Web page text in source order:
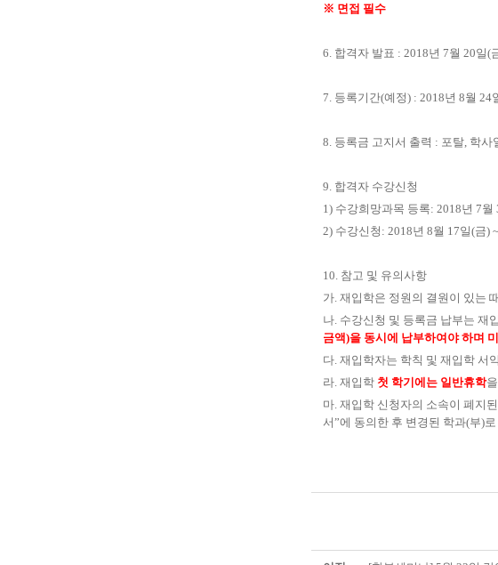
※ 면접 필수
6. 합격자 발표 : 2018년 7월 20일(
7. 등록기간(예정) : 2018년 8월 24
8. 등록금 고지서 출력 : 포탈, 학
9. 합격자 수강신청
1) 수강희망과목 등록: 2018년 7월
2) 수강신청: 2018년 8월 17일(금)
10. 참고 및 유의사항
가. 재입학은 정원의 결원이 있는
나. 수강신청 및 등록금 납부는 재
금액)을 동시에 납부하여야 하며
다. 재입학자는 학칙 및 재입학 서
라. 재입학 첫 학기에는 일반휴학
마. 재입학 신청자의 소속이 폐지
서”에 동의한 후 변경된 학과(부)